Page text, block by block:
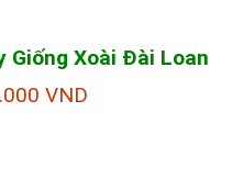
Giống Xoài Đài Loan
VND